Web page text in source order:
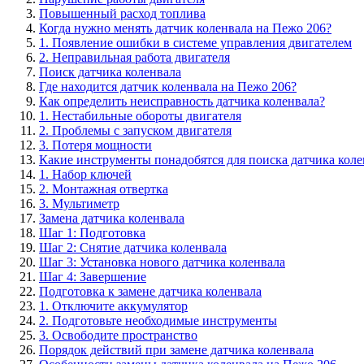
Повышенный расход топлива
Когда нужно менять датчик коленвала на Пежо 206?
1. Появление ошибки в системе управления двигателем
2. Неправильная работа двигателя
Поиск датчика коленвала
Где находится датчик коленвала на Пежо 206?
Как определить неисправность датчика коленвала?
1. Нестабильные обороты двигателя
2. Проблемы с запуском двигателя
3. Потеря мощности
Какие инструменты понадобятся для поиска датчика
1. Набор ключей
2. Монтажная отвертка
3. Мультиметр
Замена датчика коленвала
Шаг 1: Подготовка
Шаг 2: Снятие датчика коленвала
Шаг 3: Установка нового датчика коленвала
Шаг 4: Завершение
Подготовка к замене датчика коленвала
1. Отключите аккумулятор
2. Подготовьте необходимые инструменты
3. Освободите пространство
Порядок действий при замене датчика коленвала